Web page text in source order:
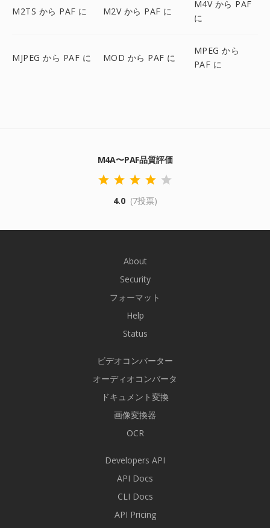
M2TS から PAF に M2V から PAF に
M4V から PAF
に
MJPEG から PAF に MOD から PAF に
MPEG から
PAF に
M4A〜PAF品質評価
4.0 (7投票)
About
Security
フォーマット
Help
Status
ビデオコンバーター
オーディオコンバータ
ドキュメント変換
画像変換器
OCR
Developers API
API Docs
CLI Docs
API Pricing